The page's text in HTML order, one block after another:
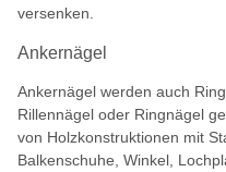
versenken.
Ankernägel
Ankernägel werden auch
Rillennägel oder Ringnägel
von Holzkonstruktionen mit
Balkenschuhe, Winkel,